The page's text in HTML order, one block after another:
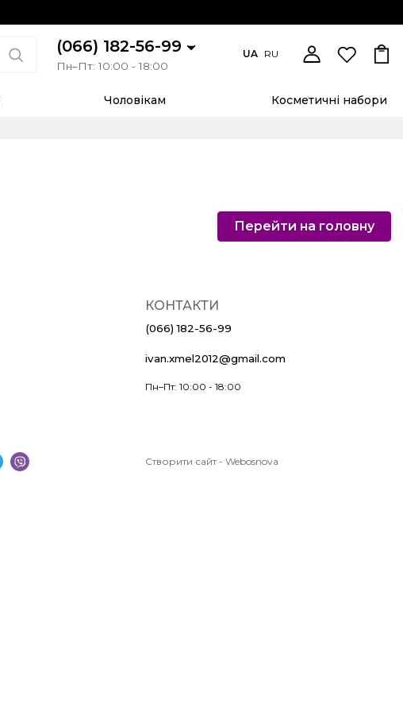
(066) 182-56-99
Пн–Пт: 10:00 - 18:00
UA RU
Чоловікам Косметичні набори
Перейти на головну
КОНТАКТИ
(066) 182-56-99
ivan.xmel2012@gmail.com
Пн–Пт: 10:00 - 18:00
Створити сайт- Webosnova